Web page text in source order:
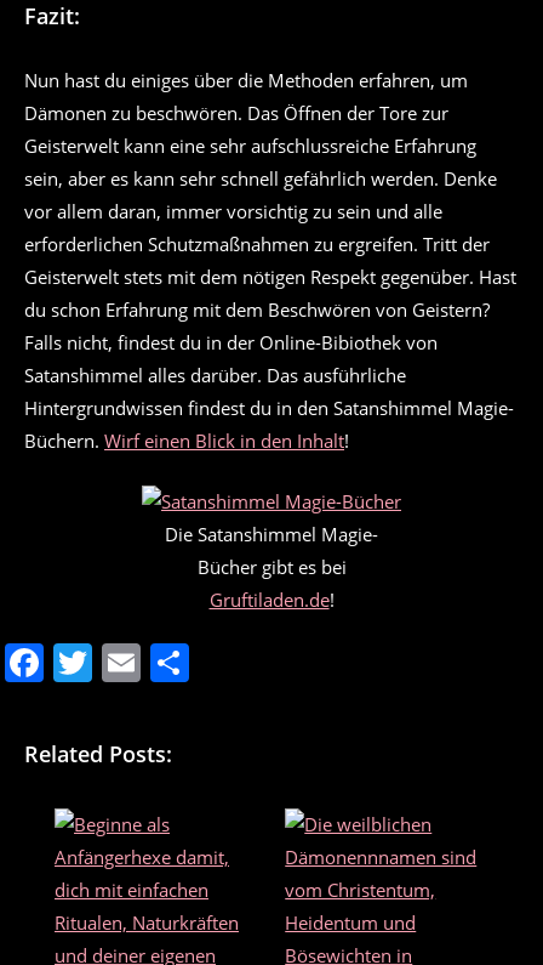
Fazit:
Nun hast du einiges über die Methoden erfahren, um
Dämonen zu beschwören. Das Öffnen der Tore zur
Geisterwelt kann eine sehr aufschlussreiche Erfahrung
sein, aber es kann sehr schnell gefährlich werden. Denke
vor allem daran, immer vorsichtig zu sein und alle
erforderlichen Schutzmaßnahmen zu ergreifen. Tritt der
Geisterwelt stets mit dem nötigen Respekt gegenüber. Hast
du schon Erfahrung mit dem Beschwören von Geistern?
Falls nicht, findest du in der Online-Bibiothek von
Satanshimmel alles darüber. Das ausführliche
Hintergrundwissen findest du in den Satanshimmel Magie-
Büchern. Wirf einen Blick in den Inhalt!
Die Satanshimmel Magie-
Bücher gibt es bei
Gruftiladen.de!
F
c
e
b
o
o
k
T
itt
er
E
ai
l
Related Posts: